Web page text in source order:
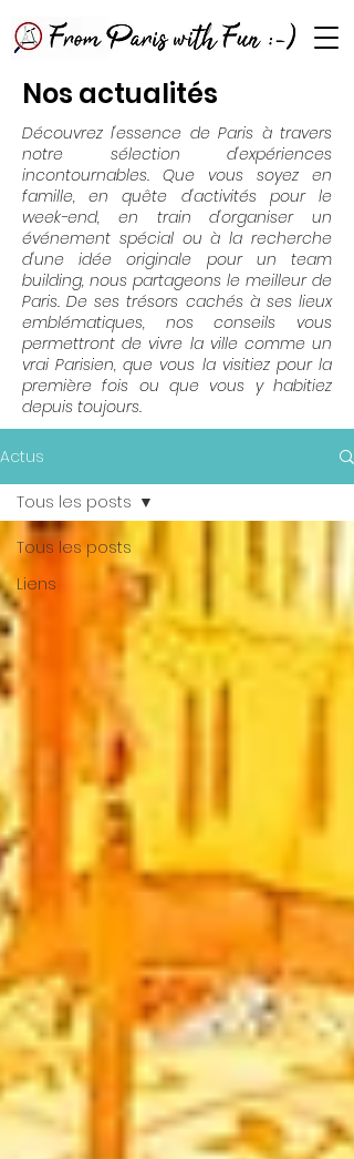
Nos actualités
Découvrez l'essence de Paris à travers
notre sélection d'expériences
incontournables. Que vous soyez en
famille, en quête d'activités pour le
week-end, en train d'organiser un
événement spécial ou à la recherche
d'une idée originale pour un team
building, nous partageons le meilleur de
Paris. De ses trésors cachés à ses lieux
emblématiques, nos conseils vous
permettront de vivre la ville comme un
vrai Parisien, que vous la visitiez pour la
première fois ou que vous y habitiez
depuis toujours.
Actus
Tous les posts
Liens
Tous les posts